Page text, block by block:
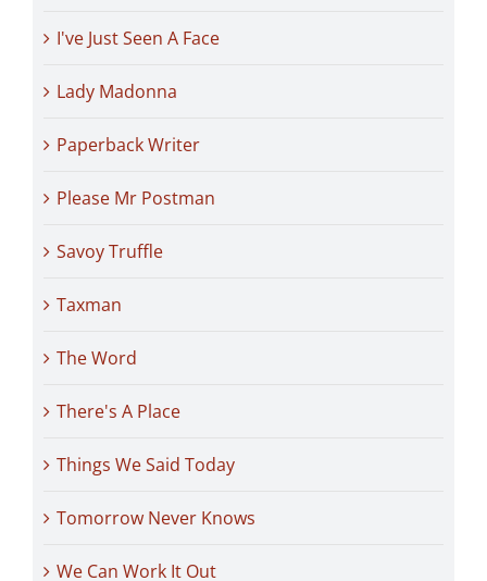
I've Just Seen A Face
Lady Madonna
Paperback Writer
Please Mr Postman
Savoy Truffle
Taxman
The Word
There's A Place
Things We Said Today
Tomorrow Never Knows
We Can Work It Out